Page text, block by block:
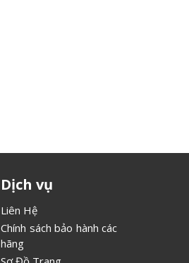
Dịch vụ
Liên Hệ
Chính sách bảo hành các
hãng